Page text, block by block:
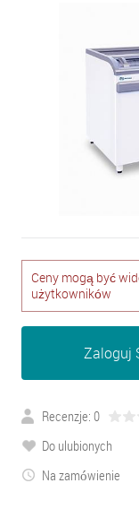
Ceny mogą być
użytkowników
Zaloguj
Recenzje: 0
Do ulubionych
Na zamówienie